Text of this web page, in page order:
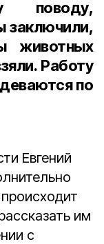
поводу,
заключили,
животных
Работу
по
Евгений
им
с